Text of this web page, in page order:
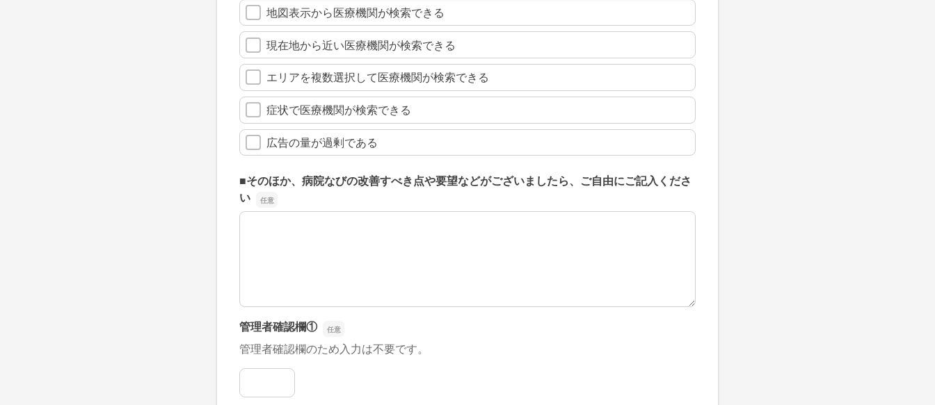
地図表示から医療機関が検索できる
現在地から近い医療機関が検索できる
エリアを複数選択して医療機関が検索できる
症状で医療機関が検索できる
広告の量が過剰である
■そのほか、病院なびの改善すべき点や要望などがございましたら、ご自由にご記入くださ
い
■そのほか、病院なびの改善すべき点や要望などがございましたら、ご自由にご記入ください
管理者確認欄①
管理者確認欄のため入力は不要です。
管理者確認欄①